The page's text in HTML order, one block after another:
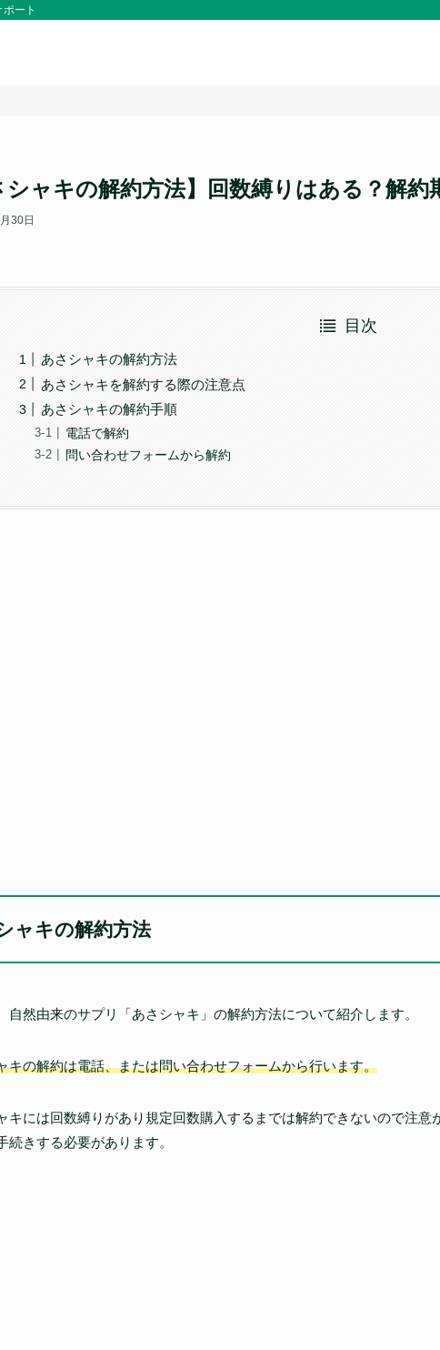
ート
シャキの解約方法】回数縛りはある？解
30日
目次
あさシャキの解約方法
あさシャキを解約する際の注意点
あさシャキの解約手順
電話で解約
問い合わせフォームから解約
ャキの解約方法
自然由来のサプリ「あさシャキ」の解約方法について紹介します。
キの解約は電話、または問い合わせフォームから行います。
キには回数縛りがあり規定回数購入するまでは解約できないので注
続きする必要があります。